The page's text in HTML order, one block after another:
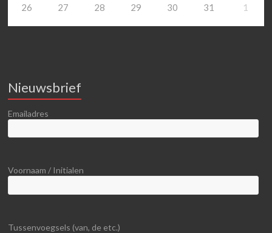
26 27 28 29 30 31 1
Nieuwsbrief
Emailadres
Voornaam / Initialen
Tussenvoegsels (van, de etc.)